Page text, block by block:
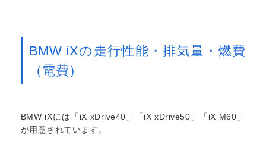
BMW iXの走行性能・排気量・燃費
（電費）
BMW iXには「iX xDrive40」「iX xDrive50」「iX M60」
が用意されています。